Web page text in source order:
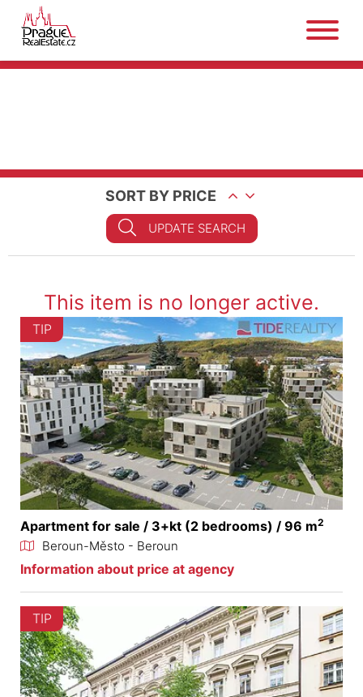
SORT BY PRICE
UPDATE SEARCH
This item is no longer active.
TIP
Apartment for sale / 3+kt (2 bedrooms) / 96 m2
Beroun-Město - Beroun
Information about price at agency
TIP